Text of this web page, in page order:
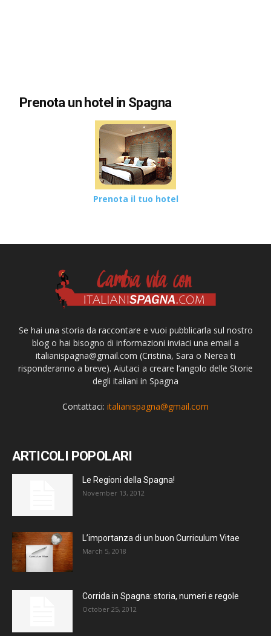
Prenota un hotel in Spagna
Prenota il tuo hotel
Se hai una storia da raccontare e vuoi pubblicarla sul nostro
blog o hai bisogno di informazioni inviaci una email a
italianispagna@gmail.com (Cristina, Sara o Nerea ti
risponderanno a breve). Aiutaci a creare l’angolo delle Storie
degli italiani in Spagna
Contattaci: italianispagna@gmail.com
ARTICOLI POPOLARI
Le Regioni della Spagna!
November 13, 2012
L’importanza di un buon Curriculum Vitae
March 5, 2018
Corrida in Spagna: storia, numeri e regole
October 25, 2012